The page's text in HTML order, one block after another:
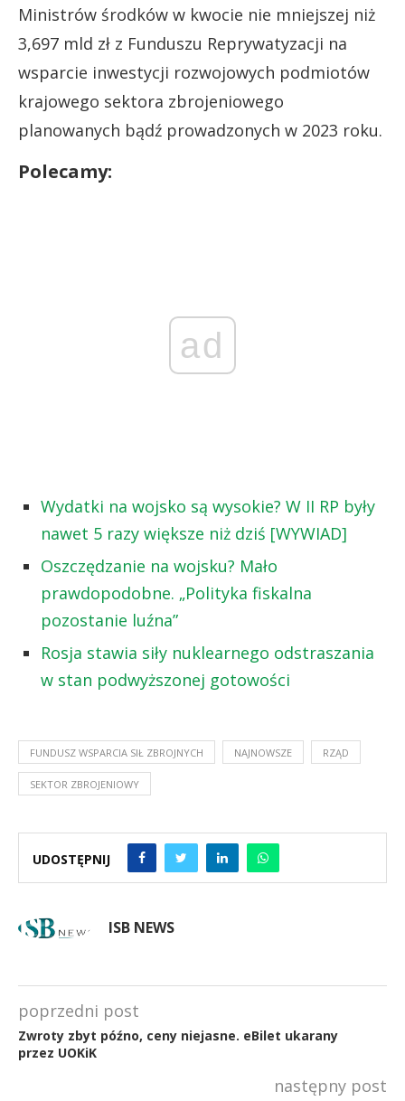
Ministrów środków w kwocie nie mniejszej niż
3,697 mld zł z Funduszu Reprywatyzacji na
wsparcie inwestycji rozwojowych podmiotów
krajowego sektora zbrojeniowego
planowanych bądź prowadzonych w 2023 roku.
Polecamy:
ad
Wydatki na wojsko są wysokie? W II RP były
nawet 5 razy większe niż dziś [WYWIAD]
Oszczędzanie na wojsku? Mało
prawdopodobne. „Polityka fiskalna
pozostanie luźna”
Rosja stawia siły nuklearnego odstraszania
w stan podwyższonej gotowości
FUNDUSZ WSPARCIA SIŁ ZBROJNYCH NAJNOWSZE RZĄD
SEKTOR ZBROJENIOWY
UDOSTĘPNIJ
ISB NEWS
poprzedni post
Zwroty zbyt późno, ceny niejasne. eBilet ukarany
przez UOKiK
następny post